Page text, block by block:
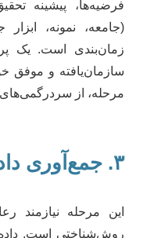
فرضیه‌ها، پیشینه
(جامعه، نمونه،
زمان‌بندی است. یک
سازمان‌یافته و موفق
مرحله، از
۳. جمع‌آوری داده‌ها با دقت علمی
این مرحله نیازمند
روش‌شناختی است.